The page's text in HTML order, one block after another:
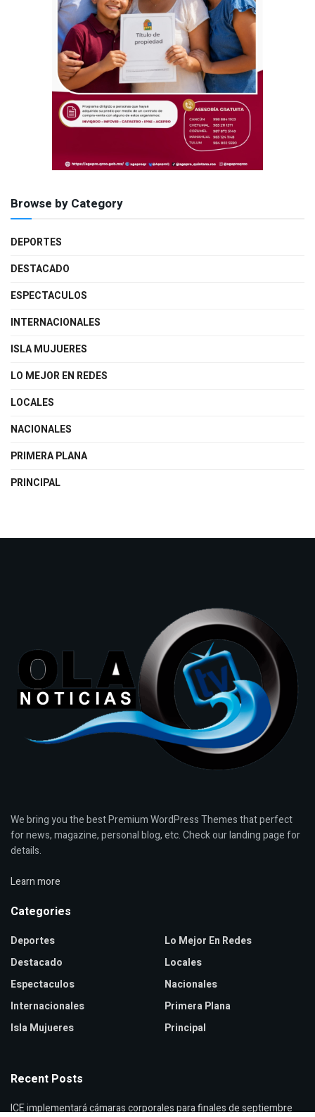
Browse by Category
DEPORTES
DESTACADO
ESPECTACULOS
INTERNACIONALES
ISLA MUJUERES
LO MEJOR EN REDES
LOCALES
NACIONALES
PRIMERA PLANA
PRINCIPAL
We bring you the best Premium WordPress Themes that perfect
for news, magazine, personal blog, etc. Check our landing page for
details.
Learn more
Categories
Deportes
Destacado
Espectaculos
Internacionales
Isla Mujueres
Lo Mejor En Redes
Locales
Nacionales
Primera Plana
Principal
Recent Posts
ICE implementará cámaras corporales para finales de septiembre